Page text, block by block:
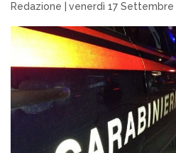
Redazione venerdì 17 Settembre